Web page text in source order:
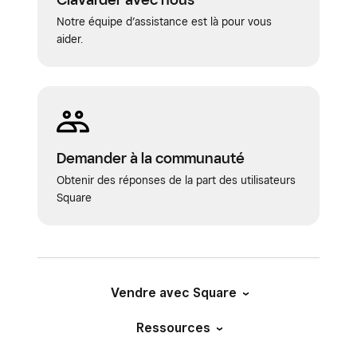
Notre équipe d’assistance est là pour vous
aider.
Demander à la communauté
Obtenir des réponses de la part des utilisateurs
Square
Vendre avec Square
Ressources